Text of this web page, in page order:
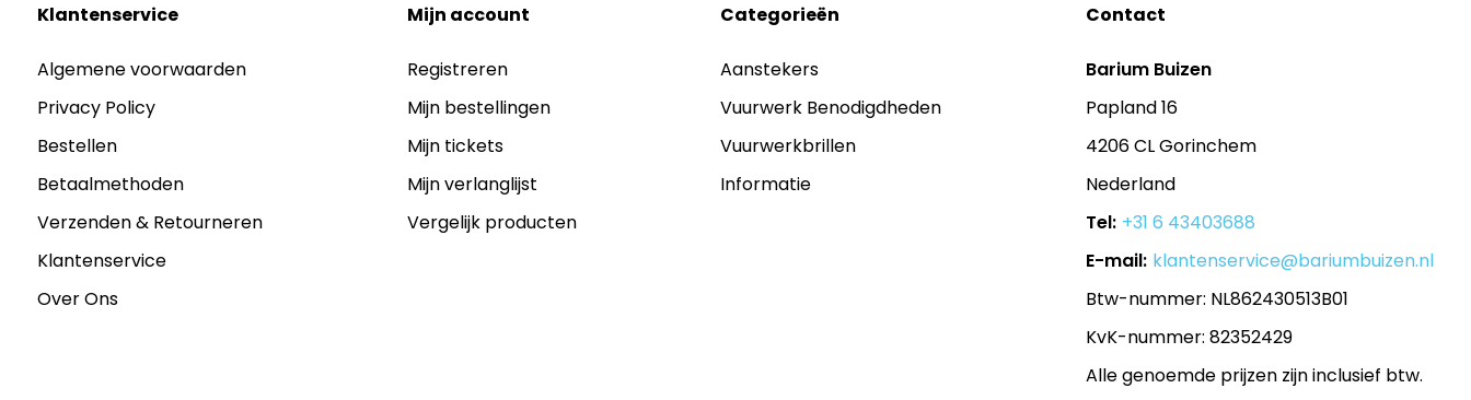
Klantenservice
Algemene voorwaarden
Privacy Policy
Bestellen
Betaalmethoden
Verzenden & Retourneren
Klantenservice
Over Ons
Mijn account
Registreren
Mijn bestellingen
Mijn tickets
Mijn verlanglijst
Vergelijk producten
Categorieën
Aanstekers
Vuurwerk Benodigdheden
Vuurwerkbrillen
Informatie
Contact
Barium Buizen
Papland 16
4206 CL Gorinchem
Nederland
Tel: +31 6 43403688
E-mail: klantenservice@bariumbuizen.nl
Btw-nummer: NL862430513B01
KvK-nummer: 82352429
Alle genoemde prijzen zijn inclusief btw.